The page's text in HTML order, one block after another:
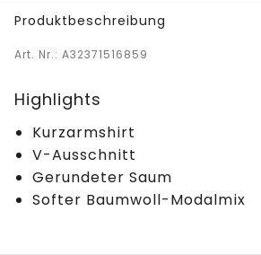
Produktbeschreibung
Art. Nr.: A32371516859
Highlights
Kurzarmshirt
V-Ausschnitt
Gerundeter Saum
Softer Baumwoll-Modalmix